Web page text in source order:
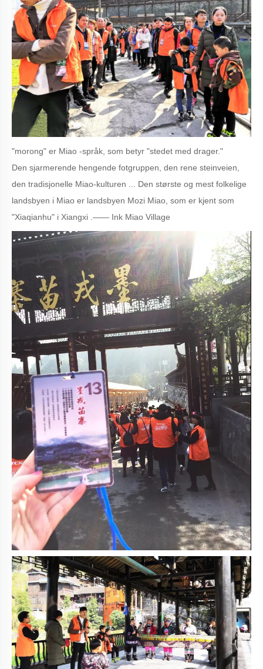
"morong" er Miao -språk, som betyr "stedet med drager."
Den sjarmerende hengende fotgruppen, den rene steinveien,
den tradisjonelle Miao-kulturen ... Den største og mest folkelige
landsbyen i Miao er landsbyen Mozi Miao, som er kjent som
"Xiaqianhu" i Xiangxi .—— Ink Miao Village